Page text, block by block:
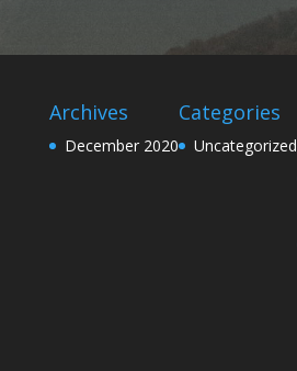
Archives
December 2020
Categories
Uncategorized